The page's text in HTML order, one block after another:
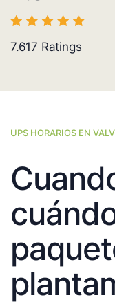
7.617 Ratings
UPS HORARIOS EN